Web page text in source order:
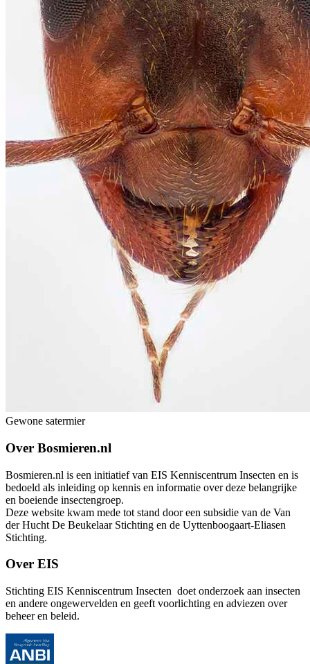
Gewone satermier
Over Bosmieren.nl
Bosmieren.nl is een initiatief van EIS Kenniscentrum Insecten en is
bedoeld als inleiding op kennis en informatie over deze belangrijke
en boeiende insectengroep.
Deze website kwam mede tot stand door een subsidie van de Van
der Hucht De Beukelaar Stichting en de Uyttenboogaart-Eliasen
Stichting.
Over EIS
Stichting EIS Kenniscentrum Insecten doet onderzoek aan insecten
en andere ongewervelden en geeft voorlichting en adviezen over
beheer en beleid.